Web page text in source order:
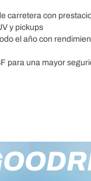
carretera con
y pickups
el año con
para una mayor